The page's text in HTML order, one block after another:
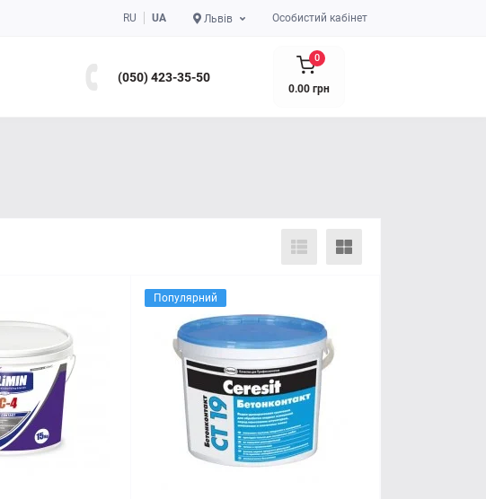
RU UA Львів Особистий кабінет
(050) 423-35-50
0
0.00 грн
Популярний